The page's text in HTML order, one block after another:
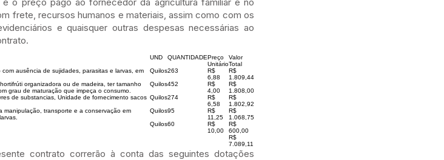
frete, recursos humanos e materiais, assim como com os
e quaisquer outras despesas necessárias ao
UND QUANTIDADEPreço
Unitário
Valor
Total
ausência de sujidades, parasitas e larvas, em
Quilos263
R$
6,88
R$
1.809,44
organizadora ou de madeira, ter tamanho
grau de maturação que impeça o consumo.
Quilos452
R$
4,00
R$
1.808,00
de substancias, Unidade de fornecimento sacos Quilos274
R$
6,58
R$
1.802,92
transporte e a conservação em
Quilos95
R$
11,25
R$
1.068,75
Quilos60
R$
10,00
R$
600,00
R$
7.089,11
contrato correrão à conta das seguintes dotações